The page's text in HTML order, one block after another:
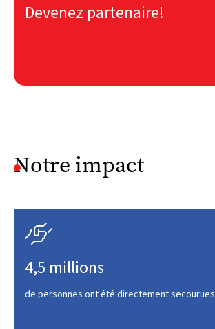
Devenez partenaire!
Notre impact

4,5 millions
de personnes ont été directement secourues